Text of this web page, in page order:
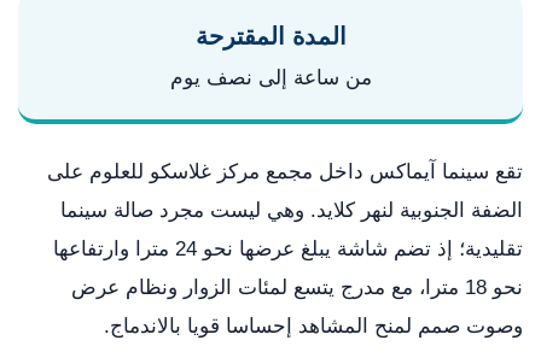
المدة المقترحة
من ساعة إلى نصف يوم
تقع سينما آيماكس داخل مجمع مركز غلاسكو للعلوم على
الضفة الجنوبية لنهر كلايد. وهي ليست مجرد صالة سينما
تقليدية؛ إذ تضم شاشة يبلغ عرضها نحو 24 مترا وارتفاعها
نحو 18 مترا، مع مدرج يتسع لمئات الزوار ونظام عرض
وصوت صمم لمنح المشاهد إحساسا قويا بالاندماج.